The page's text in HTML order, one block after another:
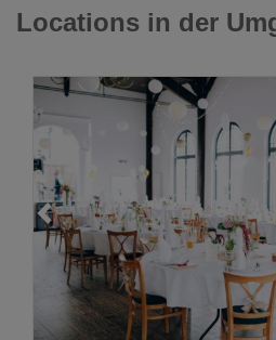
Locations in der